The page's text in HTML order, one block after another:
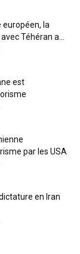
européen, la
Téhéran a...
est
par les USA
en Iran